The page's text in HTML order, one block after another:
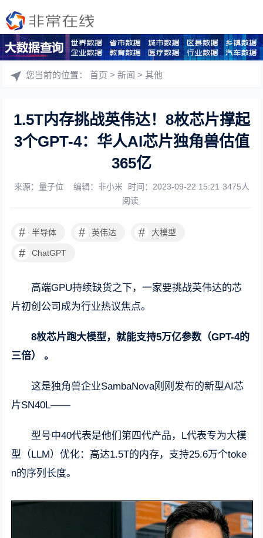
您当前的位置：首页 >新闻 >其他
1.5T内存挑战英伟达！8枚芯片撑起
3个GPT-4：华人AI芯片独角兽估值
365亿
来源：量子位 编辑：非小米 时间：2023-09-22 15:21 3475人
阅读
# 半导体 # 英伟达 # 大模型
# ChatGPT
高端GPU持续缺货之下，一家要挑战英伟达的芯
片初创公司成为行业热议焦点。
8枚芯片跑大模型，就能支持5万亿参数（GPT-4的
三倍） 。
这是独角兽企业SambaNova刚刚发布的新型AI芯
片SN40L——
型号中40代表是他们第四代产品，L代表专为大模
型（LLM）优化：高达1.5T的内存，支持25.6万个toke
n的序列长度。